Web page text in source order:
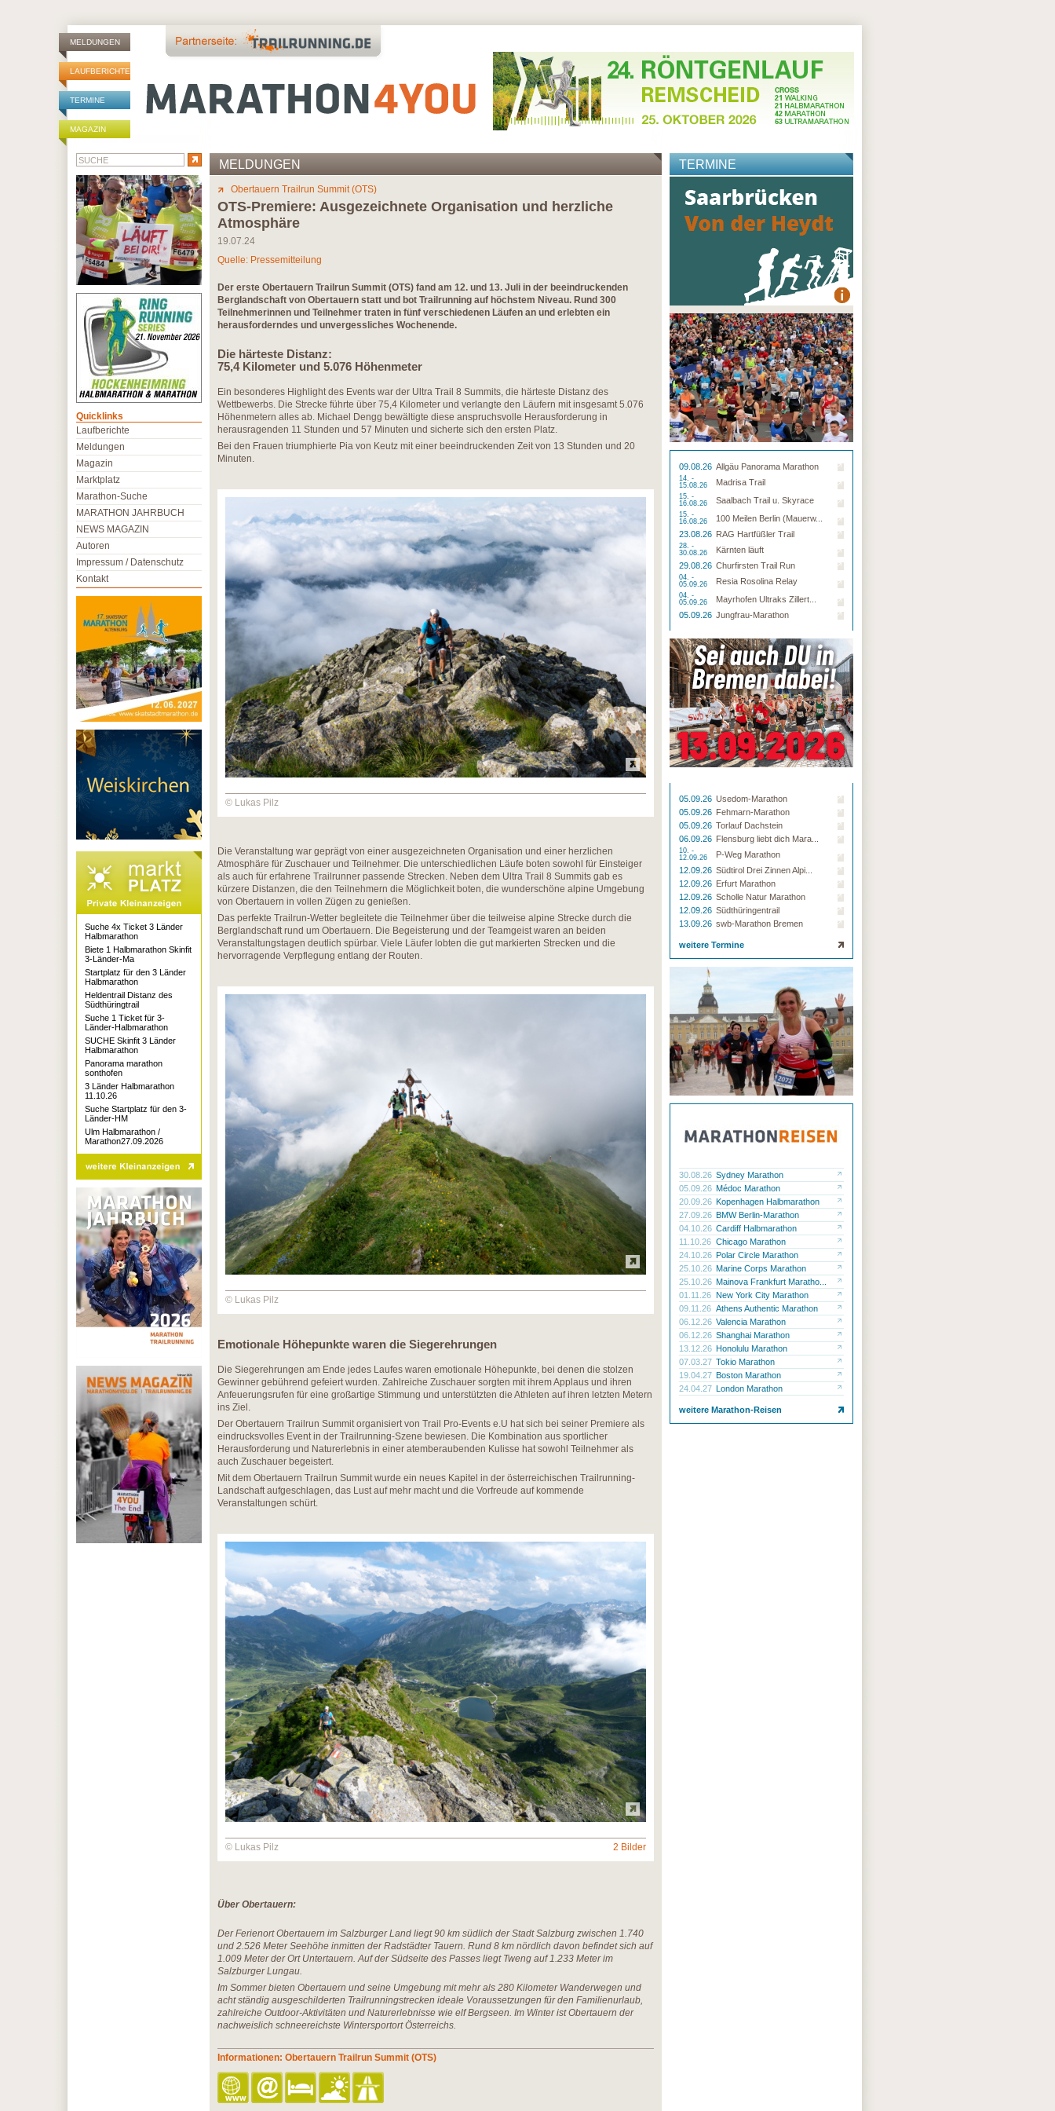
MELDUNGEN
LAUFBERICHTE
TERMINE
MAGAZIN
MELDUNGEN
Obertauern Trailrun Summit (OTS)
OTS-Premiere: Ausgezeichnete Organisation und herzliche
Atmosphäre
19.07.24
Quelle: Pressemitteilung
Der erste Obertauern Trailrun Summit (OTS) fand am 12. und 13. Juli in der beeindruckenden
Berglandschaft von Obertauern statt und bot Trailrunning auf höchstem Niveau. Rund 300
Teilnehmerinnen und Teilnehmer traten in fünf verschiedenen Läufen an und erlebten ein
herausforderndes und unvergessliches Wochenende.
Die härteste Distanz:
75,4 Kilometer und 5.076 Höhenmeter
Ein besonderes Highlight des Events war der Ultra Trail 8 Summits, die härteste Distanz des
Wettbewerbs. Die Strecke führte über 75,4 Kilometer und verlangte den Läufern mit insgesamt 5.076
Höhenmetern alles ab. Michael Dengg bewältigte diese anspruchsvolle Herausforderung in
herausragenden 11 Stunden und 57 Minuten und sicherte sich den ersten Platz.
Bei den Frauen triumphierte Pia von Keutz mit einer beeindruckenden Zeit von 13 Stunden und 20
Minuten.
© Lukas Pilz
Die Veranstaltung war geprägt von einer ausgezeichneten Organisation und einer herzlichen
Atmosphäre für Zuschauer und Teilnehmer. Die unterschiedlichen Läufe boten sowohl für Einsteiger
als auch für erfahrene Trailrunner passende Strecken. Neben dem Ultra Trail 8 Summits gab es
kürzere Distanzen, die den Teilnehmern die Möglichkeit boten, die wunderschöne alpine Umgebung
von Obertauern in vollen Zügen zu genießen.
Das perfekte Trailrun-Wetter begleitete die Teilnehmer über die teilweise alpine Strecke durch die
Berglandschaft rund um Obertauern. Die Begeisterung und der Teamgeist waren an beiden
Veranstaltungstagen deutlich spürbar. Viele Läufer lobten die gut markierten Strecken und die
hervorragende Verpflegung entlang der Routen.
© Lukas Pilz
Emotionale Höhepunkte waren die Siegerehrungen
Die Siegerehrungen am Ende jedes Laufes waren emotionale Höhepunkte, bei denen die stolzen
Gewinner gebührend gefeiert wurden. Zahlreiche Zuschauer sorgten mit ihrem Applaus und ihren
Anfeuerungsrufen für eine großartige Stimmung und unterstützten die Athleten auf ihren letzten Metern
ins Ziel.
Der Obertauern Trailrun Summit organisiert von Trail Pro-Events e.U hat sich bei seiner Premiere als
eindrucksvolles Event in der Trailrunning-Szene bewiesen. Die Kombination aus sportlicher
Herausforderung und Naturerlebnis in einer atemberaubenden Kulisse hat sowohl Teilnehmer als
auch Zuschauer begeistert.
Mit dem Obertauern Trailrun Summit wurde ein neues Kapitel in der österreichischen Trailrunning-
Landschaft aufgeschlagen, das Lust auf mehr macht und die Vorfreude auf kommende
Veranstaltungen schürt.
© Lukas Pilz 2 Bilder
Über Obertauern:
Der Ferienort Obertauern im Salzburger Land liegt 90 km südlich der Stadt Salzburg zwischen 1.740
und 2.526 Meter Seehöhe inmitten der Radstädter Tauern. Rund 8 km nördlich davon befindet sich auf
1.009 Meter der Ort Untertauern. Auf der Südseite des Passes liegt Tweng auf 1.233 Meter im
Salzburger Lungau.
Im Sommer bieten Obertauern und seine Umgebung mit mehr als 280 Kilometer Wanderwegen und
acht ständig ausgeschilderten Trailrunningstrecken ideale Voraussetzungen für den Familienurlaub,
zahlreiche Outdoor-Aktivitäten und Naturerlebnisse wie elf Bergseen. Im Winter ist Obertauern der
nachweislich schneereichste Wintersportort Österreichs.
Informationen: Obertauern Trailrun Summit (OTS)
TERMINE
09.08.26 Allgäu Panorama Marathon
14. -
15.08.26
Madrisa Trail
15. -
16.08.26
Saalbach Trail u. Skyrace
15. -
16.08.26
100 Meilen Berlin (Mauerw...
23.08.26 RAG Hartfüßler Trail
28. -
30.08.26
Kärnten läuft
29.08.26 Churfirsten Trail Run
04. -
05.09.26
Resia Rosolina Relay
04. -
05.09.26
Mayrhofen Ultraks Zillert...
05.09.26 Jungfrau-Marathon
05.09.26 Usedom-Marathon
05.09.26 Fehmarn-Marathon
05.09.26 Torlauf Dachstein
06.09.26 Flensburg liebt dich Mara...
10. -
12.09.26
P-Weg Marathon
12.09.26 Südtirol Drei Zinnen Alpi...
12.09.26 Erfurt Marathon
12.09.26 Scholle Natur Marathon
12.09.26 Südthüringentrail
13.09.26 swb-Marathon Bremen
weitere Termine
30.08.26 Sydney Marathon
05.09.26 Médoc Marathon
20.09.26 Kopenhagen Halbmarathon
27.09.26 BMW Berlin-Marathon
04.10.26 Cardiff Halbmarathon
11.10.26 Chicago Marathon
24.10.26 Polar Circle Marathon
25.10.26 Marine Corps Marathon
25.10.26 Mainova Frankfurt Maratho...
01.11.26 New York City Marathon
09.11.26 Athens Authentic Marathon
06.12.26 Valencia Marathon
06.12.26 Shanghai Marathon
13.12.26 Honolulu Marathon
07.03.27 Tokio Marathon
19.04.27 Boston Marathon
24.04.27 London Marathon
weitere Marathon-Reisen
Quicklinks
Laufberichte
Meldungen
Magazin
Marktplatz
Marathon-Suche
MARATHON JAHRBUCH
NEWS MAGAZIN
Autoren
Impressum / Datenschutz
Kontakt
Suche 4x Ticket 3 Länder
Halbmarathon
Biete 1 Halbmarathon Skinfit
3-Länder-Ma
Startplatz für den 3 Länder
Halbmarathon
Heldentrail Distanz des
Südthüringtrail
Suche 1 Ticket für 3-
Länder-Halbmarathon
SUCHE Skinfit 3 Länder
Halbmarathon
Panorama marathon
sonthofen
3 Länder Halbmarathon
11.10.26
Suche Startplatz für den 3-
Länder-HM
Ulm Halbmarathon /
Marathon27.09.2026